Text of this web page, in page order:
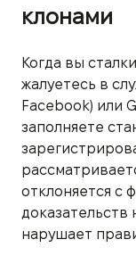
клонами
Когда вы
жалуетесь в
Facebook) или
заполняете
отклоняется с
доказательств
нарушает